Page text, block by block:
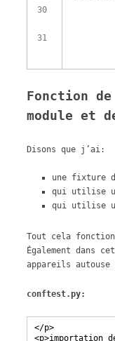
30
31
Fonction
module et
Disons que j’ai:
une fixture
qui utilise
qui utilise
Tout cela
Également dans
appareils
conftest.py: